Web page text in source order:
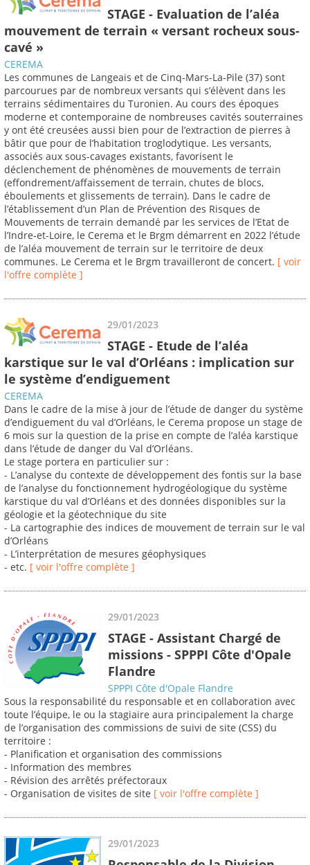
STAGE - Evaluation de l’aléa
mouvement de terrain « versant rocheux sous-
cavé »
CEREMA
Les communes de Langeais et de Cinq-Mars-La-Pile (37) sont
parcourues par de nombreux versants qui s’élèvent dans les
terrains sédimentaires du Turonien. Au cours des époques
moderne et contemporaine de nombreuses cavités souterraines
y ont été creusées aussi bien pour de l’extraction de pierres à
bâtir que pour de l’habitation troglodytique. Les versants,
associés aux sous-cavages existants, favorisent le
déclenchement de phénomènes de mouvements de terrain
(effondrement/affaissement de terrain, chutes de blocs,
éboulements et glissements de terrain). Dans le cadre de
l’établissement d’un Plan de Prévention des Risques de
Mouvements de terrain demandé par les services de l’Etat de
l’Indre-et-Loire, le Cerema et le Brgm démarrent en 2022 l’étude
de l’aléa mouvement de terrain sur le territoire de deux
communes. Le Cerema et le Brgm travailleront de concert. [ voir
l'offre complète ]
29/01/2023
STAGE - Etude de l’aléa
karstique sur le val d’Orléans : implication sur
le système d’endiguement
CEREMA
Dans le cadre de la mise à jour de l’étude de danger du système
d’endiguement du val d’Orléans, le Cerema propose un stage de
6 mois sur la question de la prise en compte de l’aléa karstique
dans l’étude de danger du Val d’Orléans.
Le stage portera en particulier sur :
- L’analyse du contexte de développement des fontis sur la base
de l’analyse du fonctionnement hydrogéologique du système
karstique du val d’Orléans et des données disponibles sur la
géologie et la géotechnique du site
- La cartographie des indices de mouvement de terrain sur le val
d’Orléans
- L’interprétation de mesures géophysiques
- etc. [ voir l'offre complète ]
29/01/2023
STAGE - Assistant Chargé de
missions - SPPPI Côte d'Opale
Flandre
SPPPI Côte d'Opale Flandre
Sous la responsabilité du responsable et en collaboration avec
toute l’équipe, le ou la stagiaire aura principalement la charge
de l’organisation des commissions de suivi de site (CSS) du
territoire :
- Planification et organisation des commissions
- Information des membres
- Révision des arrêtés préfectoraux
- Organisation de visites de site [ voir l'offre complète ]
29/01/2023